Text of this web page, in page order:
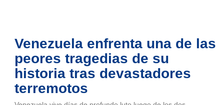
Venezuela enfrenta una de las
peores tragedias de su
historia tras devastadores
terremotos